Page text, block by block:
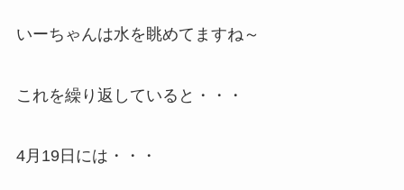
いーちゃんは水を眺めてますね～
これを繰り返していると・・・
4月19日には・・・